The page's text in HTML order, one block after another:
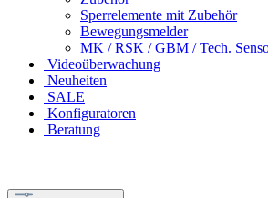
Sperrelemente mit Zubehör
Bewegungsmelder
MK / RSK / GBM / Tech.
Videoüberwachung
Neuheiten
SALE
Konfiguratoren
Beratung